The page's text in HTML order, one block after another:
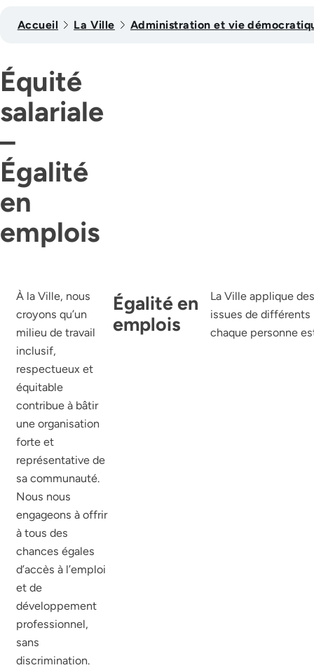
Accueil La Ville Administration et vie
Équité
salariale
–
Égalité
en
emplois
À la Ville, nous
croyons qu’un
milieu de travail
inclusif,
respectueux et
équitable
contribue à bâtir
une organisation
forte et
représentative de
sa communauté.
Nous nous
engageons à offrir
à tous des
chances égales
d’accès à l’emploi
et de
développement
professionnel,
sans
discrimination.
Égalité en
emplois
La Ville applique
issues de différents
chaque personne